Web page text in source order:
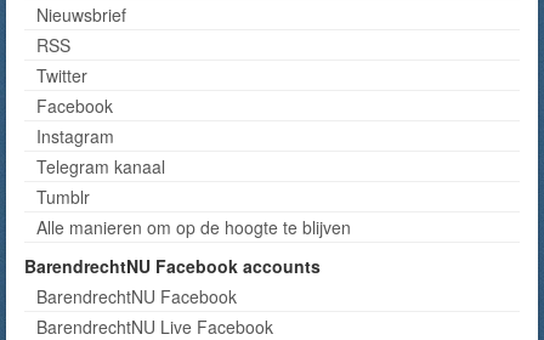
Nieuwsbrief
RSS
Twitter
Facebook
Instagram
Telegram kanaal
Tumblr
Alle manieren om op de hoogte te blijven
BarendrechtNU Facebook accounts
BarendrechtNU Facebook
BarendrechtNU Live Facebook